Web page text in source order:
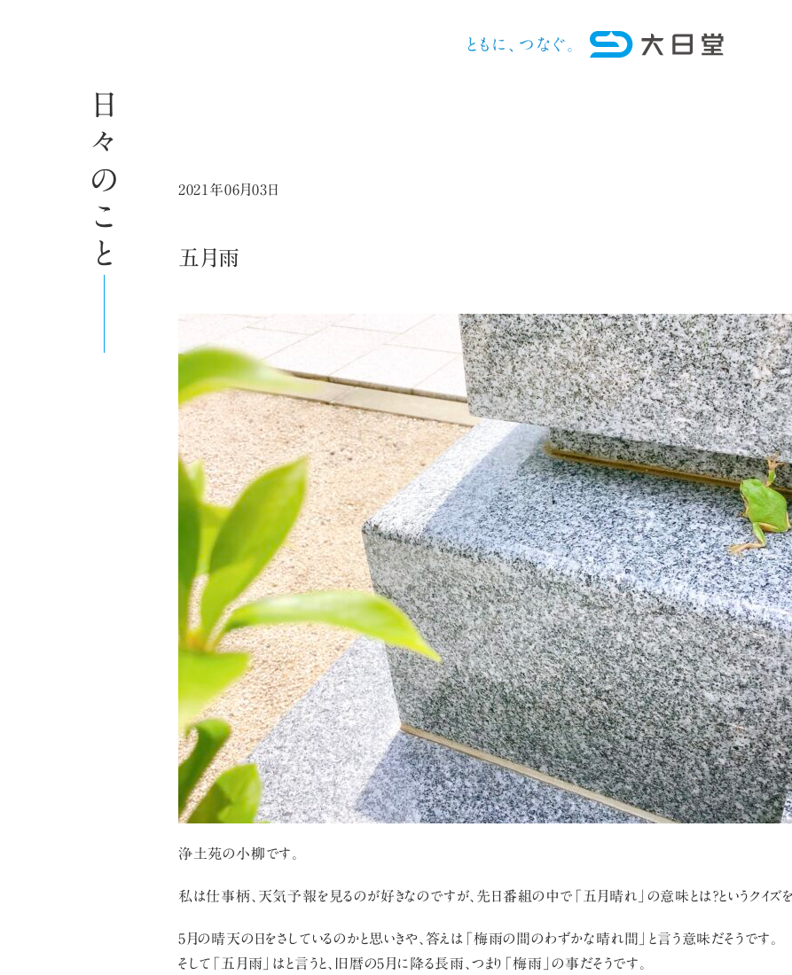
日々のこと 2021年06月03日
五月雨
浄土苑の小柳です。
私は仕事柄、天気予報を見るのが好きなのですが、先日番組の中で「五月晴れ」の意味とは？というクイズを
5月の晴天の日をさしているのかと思いきや、答えは「梅雨の間のわずかな晴れ間」と言う意味だそうです。
そして「五月雨」はと言うと、旧暦の5月に降る長雨、つまり「梅雨」の事だそうです。